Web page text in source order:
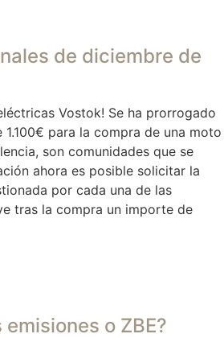
de diciembre de
Vostok! Se ha prorrogado
para la compra de una moto
son comunidades que se
ahora es posible solicitar la
por cada una de las
tras la compra un importe de
o ZBE?